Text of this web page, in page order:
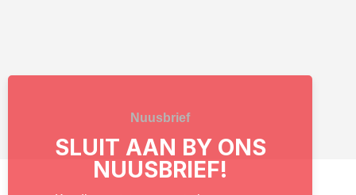
Nuusbrief
SLUIT AAN BY ONS
NUUSBRIEF!